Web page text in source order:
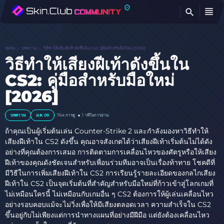
ชุมชน บทความ วิธีทำให้เสียงฝีเท้าดังขึ้นใน CS2: คู่มือสำหรับมือใหม่ [2026]
วิธีทำให้เสียงฝีเท้าดังขึ้นใน
CS2: คู่มือสำหรับมือใหม่
[2026]
บทความ ม.ค. 09 764 การดู 1 าทีในการอ่าน
ถ้าคุณเป็นผู้เริ่มต้นเล่น Counter-Strike 2 และกำลังมองหาวิธีทำให้
เสียงฝีเท้าใน CS2 ดังขึ้น คุณอาจสังเกตได้ว่าเสียงฝีเท้าเริ่มต้นไม่ได้ดัง
อย่างที่คุณต้องการเสมอ การติดตามการเคลื่อนไหวของศัตรูหรือให้เสียง
ฝีเท้าของคุณดังชัดเจนสำหรับเพื่อนร่วมทีมอาจเป็นเรื่องท้าทาย โชคดีที่
มีวิธีในการเพิ่มเสียงฝีเท้าใน CS2 การเรียนรู้รายละเอียดของกลไกเสียง
ฝีเท้าใน CS2 เป็นจุดเริ่มต้นที่สำคัญสำหรับมือใหม่ที่ก้าวเข้าสู่โลกเกมที่
ไม่เหมือนใครนี้ ไม่เหมือนกับเกมอื่น ๆ CS2 ต้องการให้ผู้เล่นเคลื่อนไหว
อย่างรอบคอบแม้จะไม่วิ่งเพื่อให้มีเสียงตลอดเวลา ความสำเร็จใน CS2
ขึ้นอยู่กับไม่เพียงแต่การนำทางแผนที่อย่างมีฝีมือ แต่ยังต้องเคลื่อนไหว